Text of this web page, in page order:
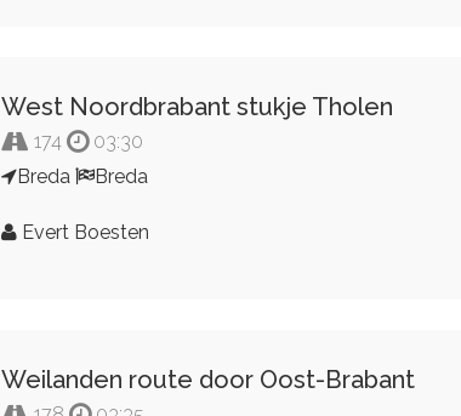
West Noordbrabant stukje Tholen
174
03:30
Breda
Breda
Evert Boesten
Weilanden route door Oost-Brabant